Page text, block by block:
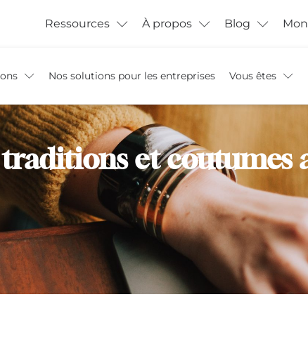
Ressources À propos Blog
Nos solutions pour les entreprises Vous êtes
et coutumes